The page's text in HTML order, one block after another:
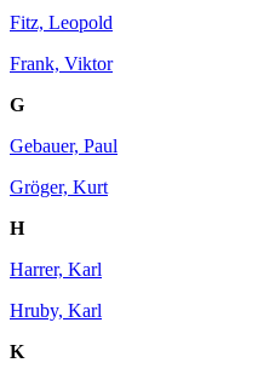
Fitz, Leopold
Frank, Viktor
G
Gebauer, Paul
Gröger, Kurt
H
Harrer, Karl
Hruby, Karl
K